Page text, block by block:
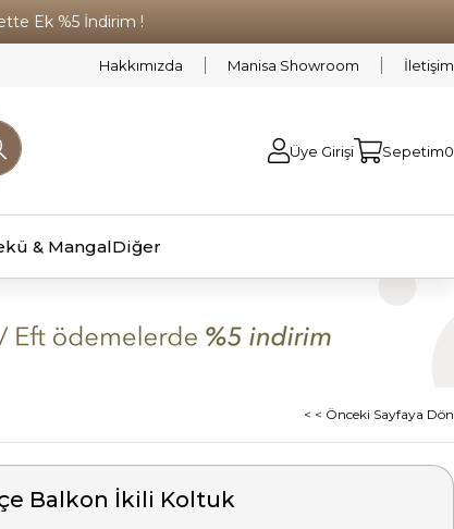
Ek %5 İndirim !
Hakkımızda Manisa Showroom İletişim
Üye Girişi Sepetim0
& MangalDiğer
< < Önceki Sayfaya Dön
Balkon İkili Koltuk